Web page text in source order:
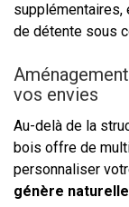
supplémentaires,
de détente sous
vos envies
Au-delà de la
bois offre de
personnaliser
génère